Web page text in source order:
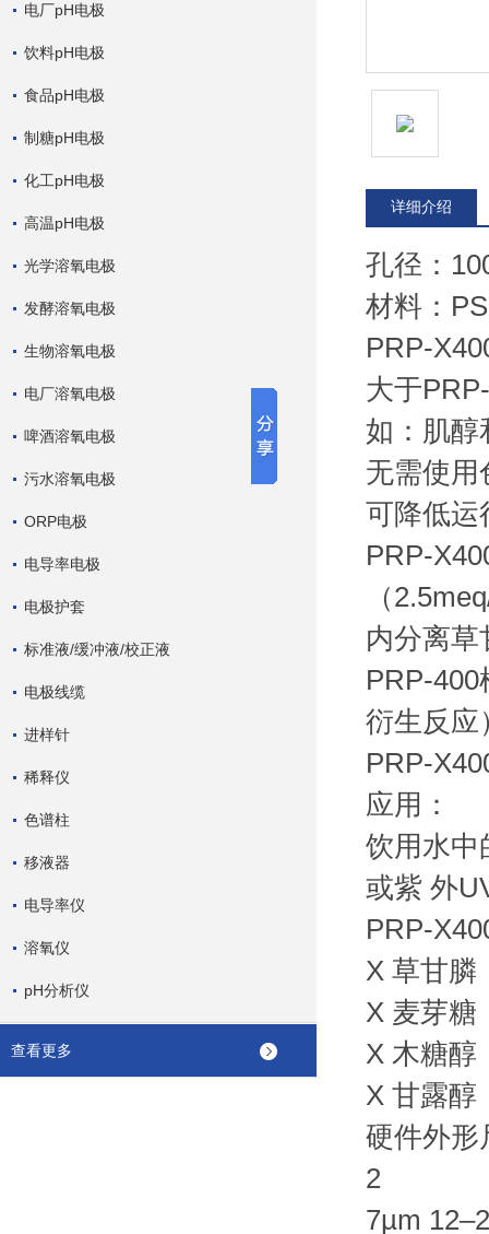
电厂pH电极
饮料pH电极
食品pH电极
制糖pH电极
化工pH电极
高温pH电极
光学溶氧电极
发酵溶氧电极
生物溶氧电极
电厂溶氧电极
啤酒溶氧电极
污水溶氧电极
ORP电极
电导率电极
电极护套
标准液/缓冲液/校正液
电极线缆
进样针
稀释仪
色谱柱
移液器
电导率仪
溶氧仪
pH分析仪
查看更多
详细介绍
孔径：
材料：
PRP-
大于
如：肌醇
无需使用
可降低运
PRP-
（
内分离草
PRP-
衍生反应
PRP-
应用：
饮用水中
或紫 外
PRP-
X 草甘膦
X 麦芽糖
X 木糖醇
X 甘露醇
硬件外形
2
7µm